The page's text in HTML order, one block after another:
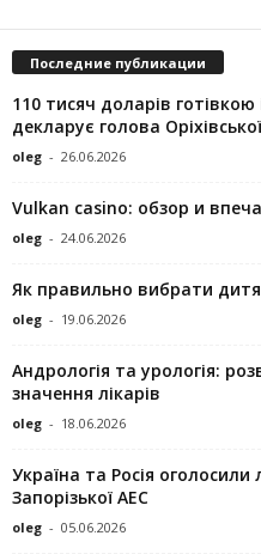
Последние публикации
110 тисяч доларів
декларує голова
oleg - 26.06.2026
Vulkan casino: обзор и
oleg - 24.06.2026
Як правильно вибрати
oleg - 19.06.2026
Андрологія та урологія:
значення лікарів
oleg - 18.06.2026
Україна та Росія оголосили
Запорізької АЕС
oleg - 05.06.2026